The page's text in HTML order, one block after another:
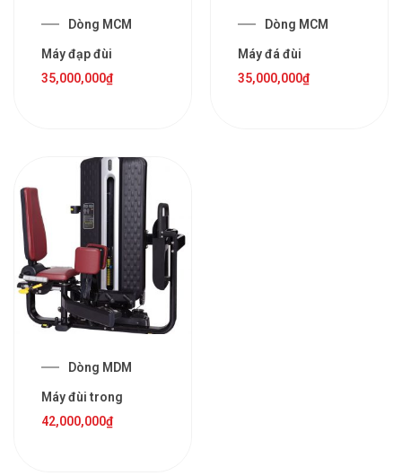
Dòng MCM
Máy đạp đùi
35,000,000₫
Dòng MCM
Máy đá đùi
35,000,000₫
Dòng MDM
Máy đùi trong
42,000,000₫